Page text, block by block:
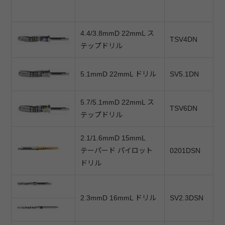
4.4/3.8mmD 22mmL ス
テップドリル
TSV4DN
5.1mmD 22mmL ドリル SV5.1DN
5.7/5.1mmD 22mmL ス
テップドリル
TSV6DN
2.1/1.6mmD 15mmL
テーパード パイロット
ドリル
0201DSN
2.3mmD 16mmL ドリル SV2.3DSN